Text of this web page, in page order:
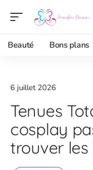
Beauté Bons plans
6 juillet 2026
Tenues
cosplay
trouver